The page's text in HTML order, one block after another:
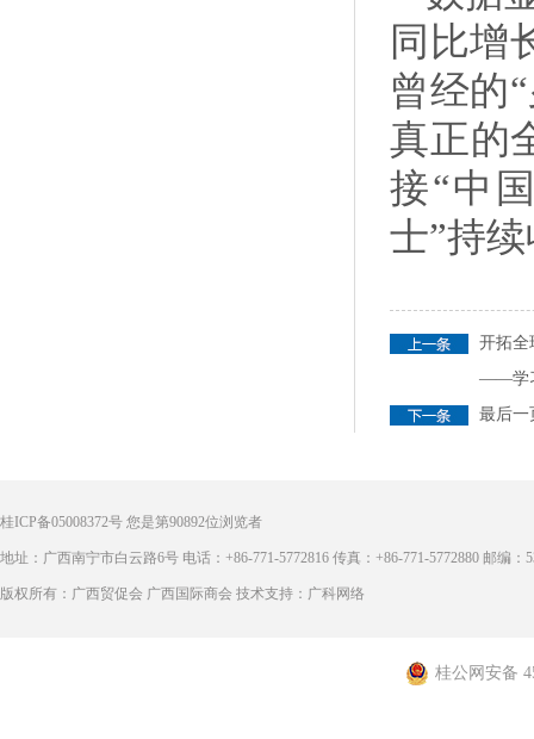
同比增
曾经的
真正的
接“中
士”持
开拓全
——学
最后一
桂ICP备05008372号 您是第90892位浏览者
地址：广西南宁市白云路6号 电话：+86-771-5772816 传真：+86-771-5772880 邮编：
版权所有：广西贸促会 广西国际商会 技术支持：广科网络
桂公网安备